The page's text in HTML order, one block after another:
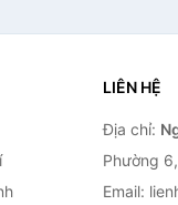
LIÊN HỆ
Địa chỉ:
Phường
Email: